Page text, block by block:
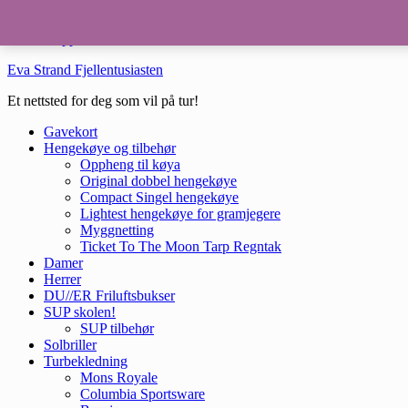
Eva Strand Fjellentusiasten
Et nettsted for deg som vil på tur!
Gavekort
Hengekøye og tilbehør
Oppheng til køya
Original dobbel hengekøye
Compact Singel hengekøye
Lightest hengekøye for gramjegere
Myggnetting
Ticket To The Moon Tarp Regntak
Damer
Herrer
DU//ER Friluftsbukser
SUP skolen!
SUP tilbehør
Solbriller
Turbekledning
Mons Royale
Columbia Sportsware